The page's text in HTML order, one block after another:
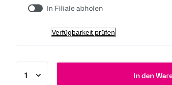
In Filiale abholen
Verfügbarkeit prüfen
In den